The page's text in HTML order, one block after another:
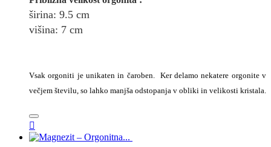
širina: 9.5 cm
višina: 7 cm
Vsak orgoniti je unikaten in čaroben. Ker delamo nekatere orgonite v
večjem številu, so lahko manjša odstopanja v obliki in velikosti kristala.
